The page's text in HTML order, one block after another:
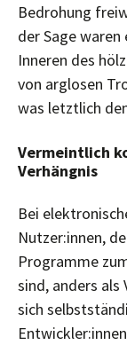
Bedrohung
der Sage
Inneren des
von arglosen
was letztlich
Vermeintlich
Verhängnis
Bei
Nutzer:innen,
Programme
sind, anders als
sich